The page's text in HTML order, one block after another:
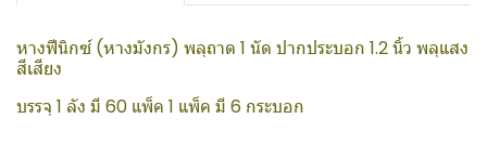
หางฟีนิกซ์ (หางมังกร) พลุถาด 1 นัด ปากประบอก 1.2 นิ้ว พลุแสง
สีเสียง
บรรจุ 1 ลัง มี 60 แพ็ค 1 แพ็ค มี 6 กระบอก